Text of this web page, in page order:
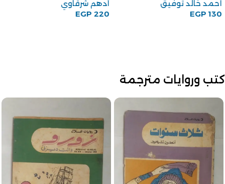
أحمد خالد توفيق
EGP 130
أدهم شرقاوي
EGP 220
كتب وروايات مترجمة